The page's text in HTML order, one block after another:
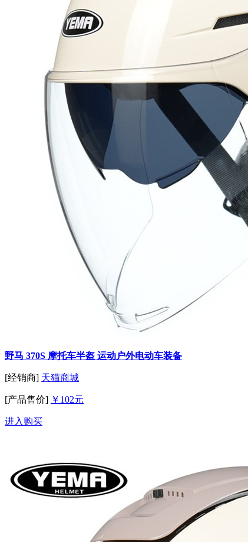
野马 370S 摩托车半盔 运动户外电动车装备
[经销商] 天猫商城
[产品售价] ￥102元
进入购买